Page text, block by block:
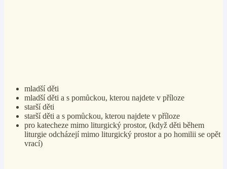
mladší děti
mladší děti a s pomůckou, kterou najdete v příloze
starší děti
starší děti a s pomůckou, kterou najdete v příloze
pro katecheze mimo liturgický prostor, (když děti během
liturgie odcházejí mimo liturgický prostor a po homilii se opět
vrací)